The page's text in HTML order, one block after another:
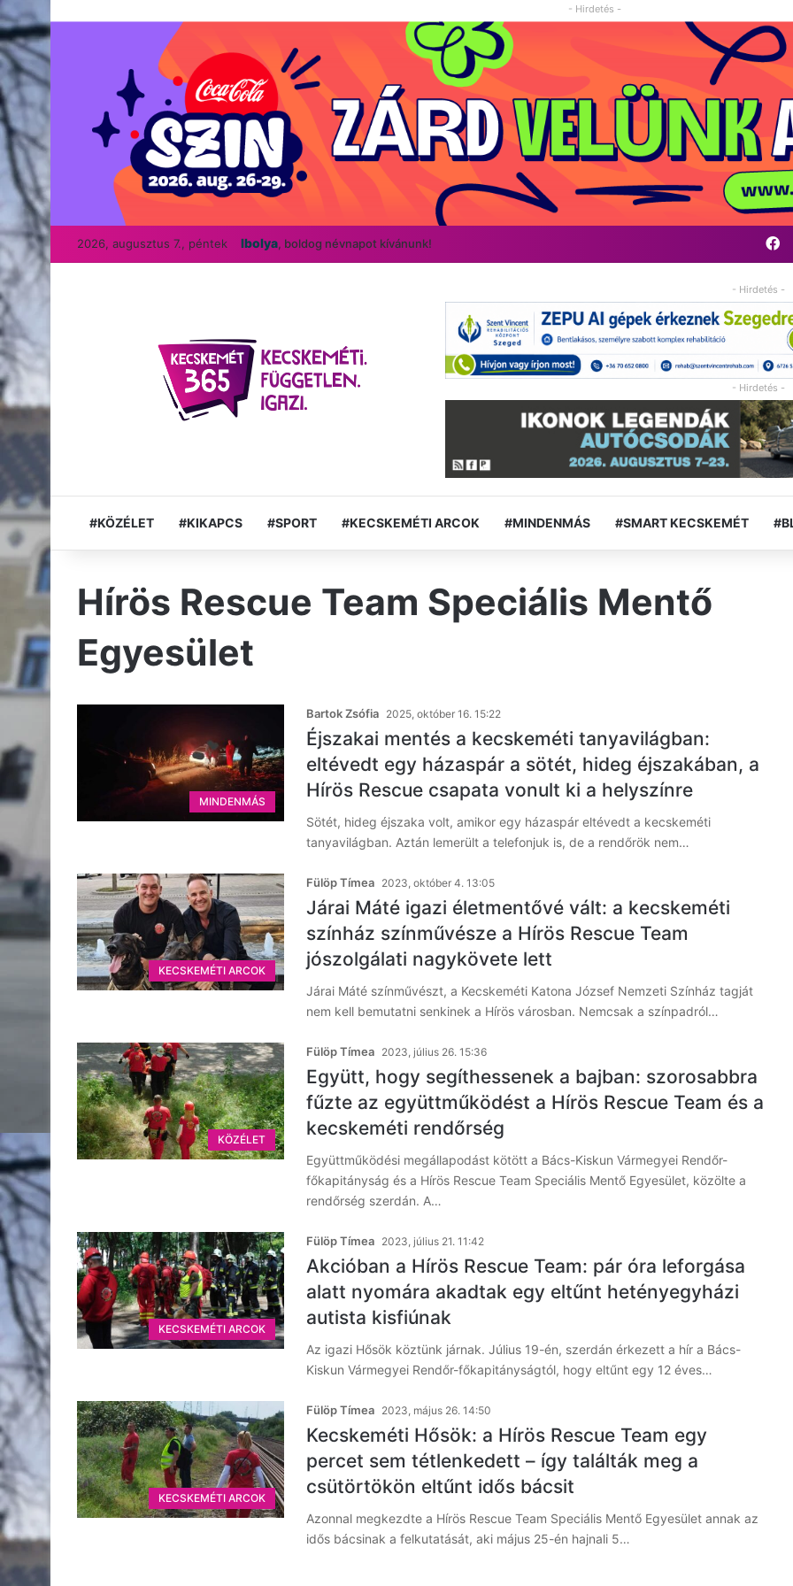
- Hirdetés -
2026, augusztus 7., péntek Ibolya, boldog névnapot kívánunk!
- Hirdetés -
- Hirdetés -
#KÖZÉLET #KIKAPCS #SPORT #KECSKEMÉTI ARCOK #MINDENMÁS #SMART KECSKEMÉT
Hírös Rescue Team Speciális Mentő
Egyesület
MINDENMÁS
Bartok Zsófia 2025, október 16. 15:22
Éjszakai mentés a kecskeméti tanyavilágban:
eltévedt egy házaspár a sötét, hideg éjszakában, a
Hírös Rescue csapata vonult ki a helyszínre
Sötét, hideg éjszaka volt, amikor egy házaspár eltévedt a kecskeméti
tanyavilágban. Aztán lemerült a telefonjuk is, de a rendőrök nem…
KECSKEMÉTI ARCOK
Fülöp Tímea 2023, október 4. 13:05
Járai Máté igazi életmentővé vált: a kecskeméti
színház színművésze a Hírös Rescue Team
jószolgálati nagykövete lett
Járai Máté színművészt, a Kecskeméti Katona József Nemzeti Színház tagját
nem kell bemutatni senkinek a Hírös városban. Nemcsak a színpadról…
KÖZÉLET
Fülöp Tímea 2023, július 26. 15:36
Együtt, hogy segíthessenek a bajban: szorosabbra
fűzte az együttműködést a Hírös Rescue Team és a
kecskeméti rendőrség
Együttműködési megállapodást kötött a Bács-Kiskun Vármegyei Rendőr-
főkapitányság és a Hírös Rescue Team Speciális Mentő Egyesület, közölte a
rendőrség szerdán. A…
KECSKEMÉTI ARCOK
Fülöp Tímea 2023, július 21. 11:42
Akcióban a Hírös Rescue Team: pár óra leforgása
alatt nyomára akadtak egy eltűnt hetényegyházi
autista kisfiúnak
Az igazi Hősök köztünk járnak. Július 19-én, szerdán érkezett a hír a Bács-
Kiskun Vármegyei Rendőr-főkapitányságtól, hogy eltűnt egy 12 éves…
KECSKEMÉTI ARCOK
Fülöp Tímea 2023, május 26. 14:50
Kecskeméti Hősök: a Hírös Rescue Team egy
percet sem tétlenkedett – így találták meg a
csütörtökön eltűnt idős bácsit
Azonnal megkezdte a Hírös Rescue Team Speciális Mentő Egyesület annak az
idős bácsinak a felkutatását, aki május 25-én hajnali 5…